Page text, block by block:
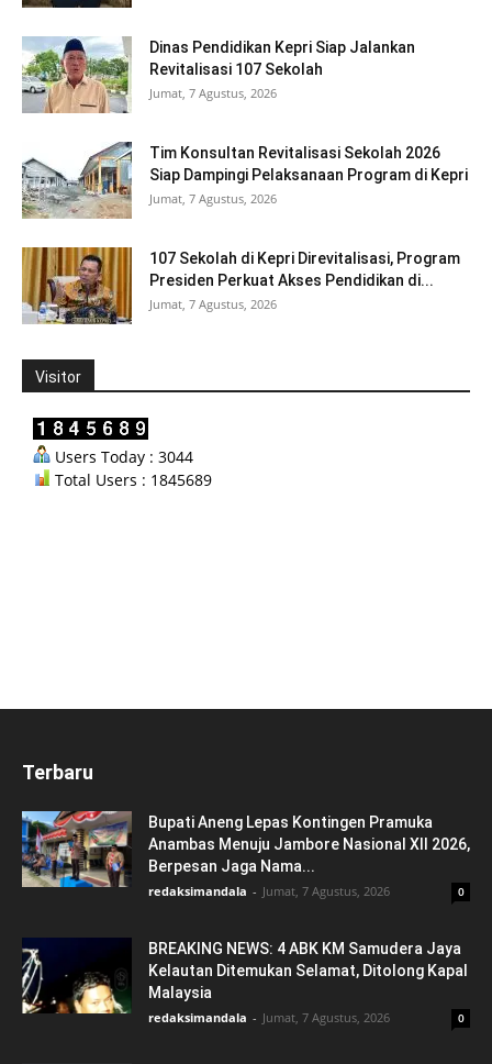
Dinas Pendidikan Kepri Siap Jalankan
Revitalisasi 107 Sekolah
Jumat, 7 Agustus, 2026
Tim Konsultan Revitalisasi Sekolah 2026
Siap Dampingi Pelaksanaan Program di Kepri
Jumat, 7 Agustus, 2026
107 Sekolah di Kepri Direvitalisasi, Program
Presiden Perkuat Akses Pendidikan di...
Jumat, 7 Agustus, 2026
Visitor
Users Today : 3044
Total Users : 1845689
Terbaru
Bupati Aneng Lepas Kontingen Pramuka
Anambas Menuju Jambore Nasional XII 2026,
Berpesan Jaga Nama...
redaksimandala - Jumat, 7 Agustus, 2026 0
BREAKING NEWS: 4 ABK KM Samudera Jaya
Kelautan Ditemukan Selamat, Ditolong Kapal
Malaysia
redaksimandala - Jumat, 7 Agustus, 2026 0